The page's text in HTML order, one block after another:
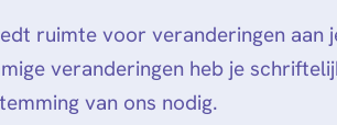
ruimte voor veranderingen aan
veranderingen heb je
van ons nodig.